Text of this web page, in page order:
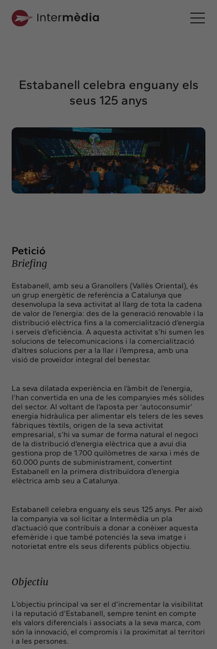
Interconnexió
Els nostres serveis
Interacció
Projectes
Intermèdia
Confidencial
Interrelació
Intercanvi
Contacte
info@intermedia.cat +34 934 157 662
Estabanell celebra enguany els
seus 125 anys
Petició
Briefing
Estabanell, amb seu a Granollers (Vallès Oriental), és
un grup energètic de referència a Catalunya que
desenvolupa la seva activitat al llarg de tota la cadena
de valor de l’energia: des de la generació renovable i la
distribució elèctrica fins a la comercialització d’energia
i serveis d’eficiència. A aquesta activitat s’hi sumen les
solucions de telecomunicacions i la comercialització
d’altres solucions per a la llar i l’empresa, amb una
visió de proveïdor integral del benestar.
La seva dilatada experiència en l’àmbit de l’energia,
l’han convertida en una de les companyies més sòlides
del sector. Al voltant de l’aposta per ‘autoconsumir’
energia hidràulica per alimentar els telers de les seves
fàbriques tèxtils, origen de la seva activitat
empresarial, s’hi va sumar de forma natural el negoci
de la distribució d’energia elèctrica que a avui dia
gestiona prop de 1.700 quilòmetres de xarxa i més de
60.000 punts de subministrament, convertint
Estabanell en la primera distribuïdora d’energia
elèctrica amb seu a Catalunya.
Estabanell celebra enguany els seus 125 anys. Per això
la companyia va sol·licitar a Intermèdia un pla
d’actuació que contribuís a donar a conèixer aquesta
efemèride i que també potenciés la seva imatge i
notorietat entre els seus diferents públics objectiu.
Objectiu
L’objectiu principal va ser el d’incrementar la visibilitat
i la reputació d’Estabanell, sempre tenint en compte
els valors diferencials i associats a la seva marca, com
són la innovació, el compromís i la proximitat al territori
i a les persones.